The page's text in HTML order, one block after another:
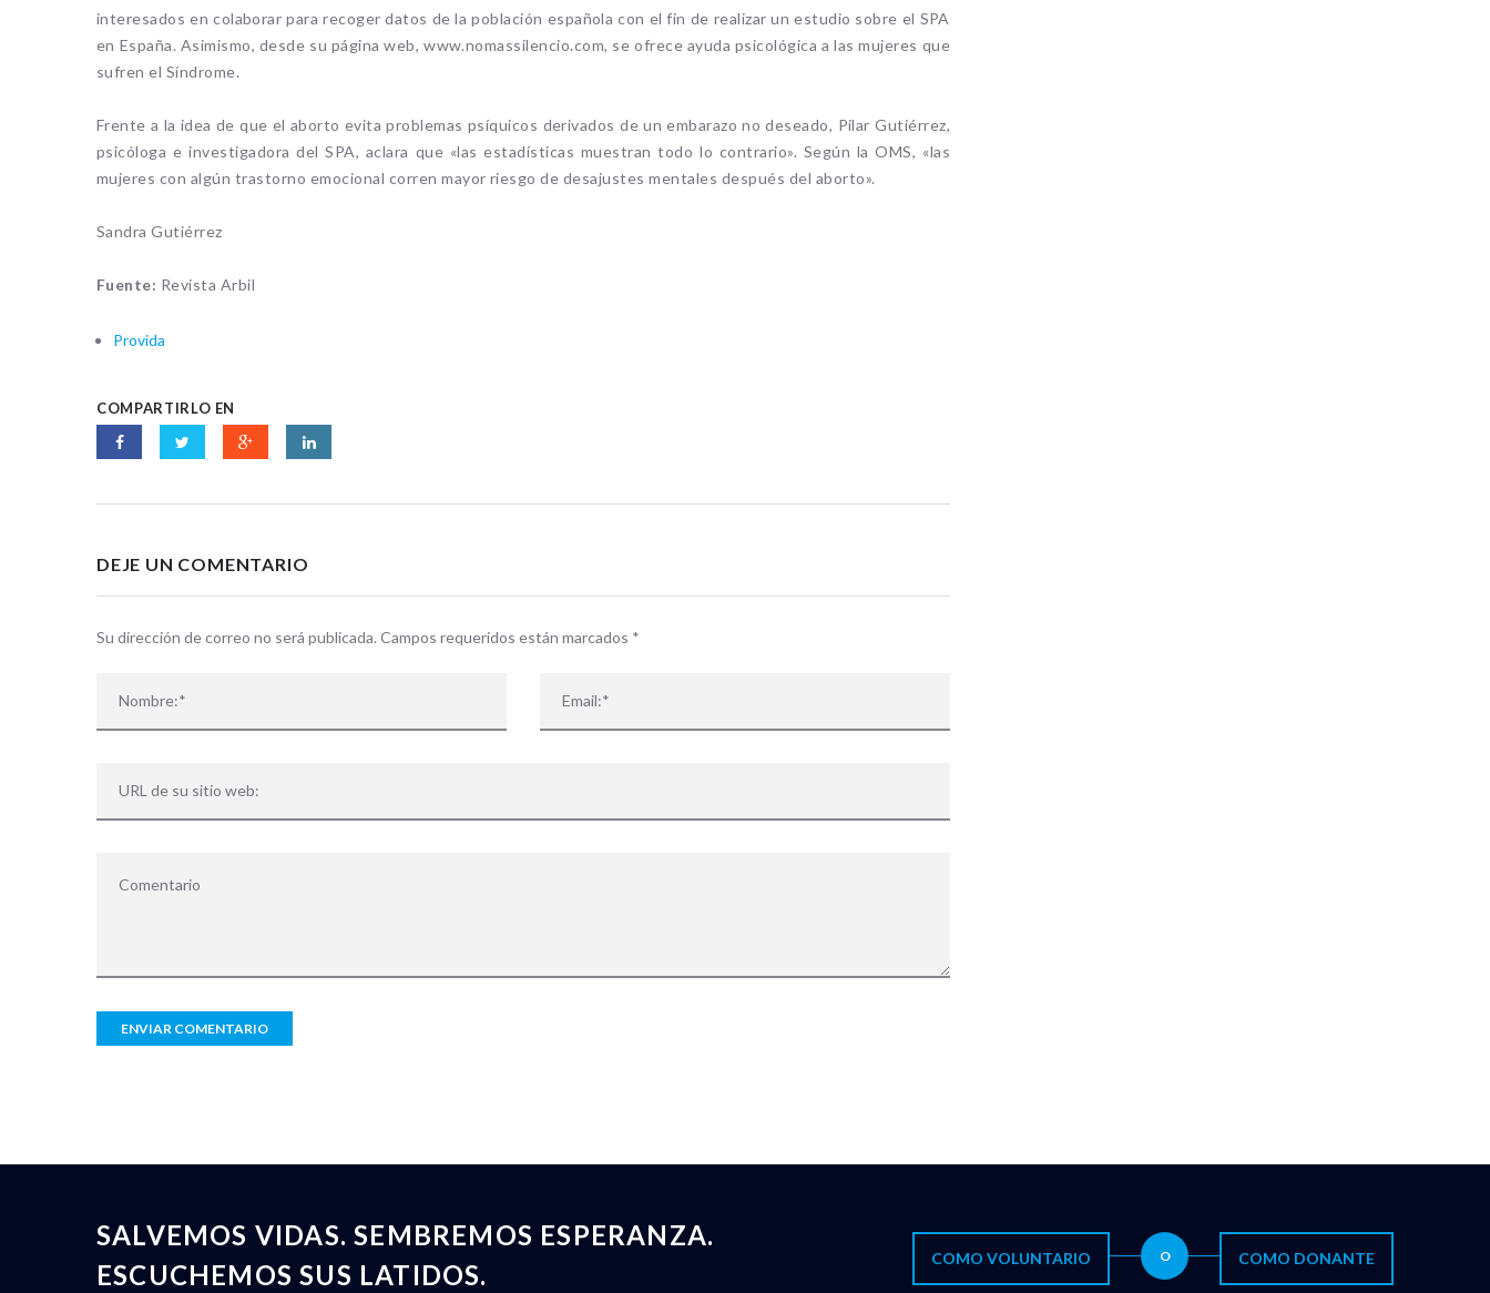
interesados en colaborar para recoger datos de la población española con el fin de realizar un estudio sobre el SPA
en España. Asimismo, desde su página web, www.nomassilencio.com, se ofrece ayuda psicológica a las mujeres que
sufren el Síndrome.
Frente a la idea de que el aborto evita problemas psíquicos derivados de un embarazo no deseado, Pilar Gutiérrez,
psicóloga e investigadora del SPA, aclara que «las estadísticas muestran todo lo contrario». Según la OMS, «las
mujeres con algún trastorno emocional corren mayor riesgo de desajustes mentales después del aborto».
Sandra Gutiérrez
Fuente: Revista Arbil
Provida
COMPARTIRLO EN
DEJE UN COMENTARIO
Su dirección de correo no será publicada. Campos requeridos están marcados *
SALVEMOS VIDAS. SEMBREMOS ESPERANZA.
ESCUCHEMOS SUS LATIDOS.
COMO VOLUNTARIO O COMO DONANTE